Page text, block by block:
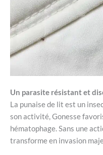
Un parasite résistant et
La punaise de lit est un
son activité, Gonesse
hématophage. Sans une
transforme en invasion